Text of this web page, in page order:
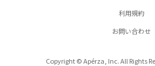
利用規約
お問い合わせ
Copyright © Apérza, Inc. All Rights